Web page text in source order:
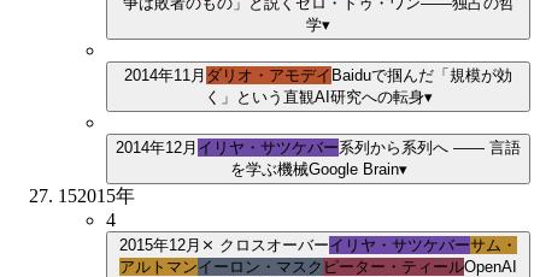
学▾
2014年11月 ダリオ・アモデイ Baiduで掴んだ「規模が効
く」という直観AI研究への転身▾
2014年12月 イリヤ・サツケバー系列から系列へ —— 言語
を学ぶ機械Google Brain▾
152015年
4
2015年12月 ⨯ クロスオーバーイリヤ・サツケバーサム・
アルトマンイーロン・マスク ピーター・ティールOpenAI